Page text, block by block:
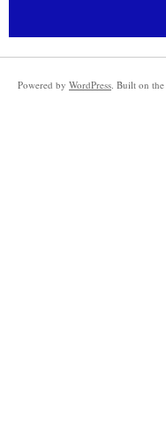
Powered by WordPress. Built on the